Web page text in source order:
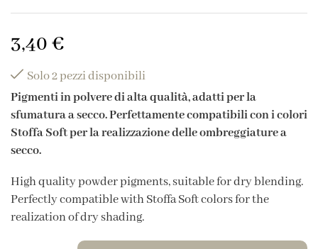
3,40 €
Solo 2 pezzi disponibili
Pigmenti in polvere di alta qualità, adatti per la
sfumatura a secco. Perfettamente compatibili con i colori
Stoffa Soft per la realizzazione delle ombreggiature a
secco.
High quality powder pigments, suitable for dry blending.
Perfectly compatible with Stoffa Soft colors for the
realization of dry shading.